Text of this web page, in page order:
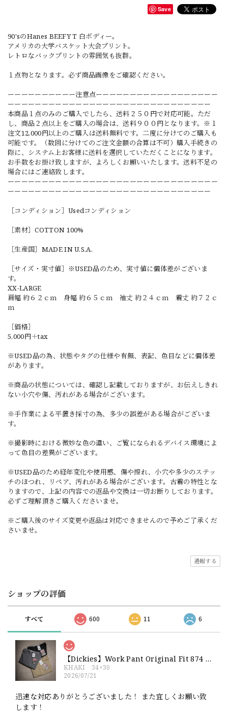
Save
90'sのHanes BEEFY T 白ボディー。
アメリカの大学バスケット大会プリント。
レトロなバックプリントの雰囲気も抜群。
１点物となります。必ず商品画像をご確認ください。
ーーーーーーーーーー注意点ーーーーーーーーーーーーーーーーーー
ーーーーーーーーーーーーーーーーーーーーーーーーーーーーーー
本商品１点のみのご購入でしたら、送料２５０円で対応可能。ただ
し、商品２点以上をご購入の場合は、送料９００円となります。※１
注文12,000円以上のご購入は送料無料です。二度に分けてのご購入も
可能です。（数回に分けてのご注文金額の合算は不可）購入手続きの
際に、システム上お客様に送料を選択していただくことになります。
お手数をお掛け致しますが、よろしくお願いいたします。送料不足の
場合にはご連絡致します。
ーーーーーーーーーーーーーーーーーーーーーーーーーーーーーーー
ーーーーーーーーーーーーーーーーーーーーーーーーーーーーーー
［コンディション］Usedコンディション
［素材］COTTON 100%
［生産国］MADE IN U.S.A.
［サイズ・実寸値］※USED品のため、実寸値に個体差がございま
す。
XX-LARGE
肩幅 約６２ｃｍ 身幅 約６５ｃｍ 袖丈 約２４ｃｍ 着丈 約７２ｃ
ｍ
［価格］
5,000円＋tax
※USED品の為、状態やタグの仕様や有無、表記、色目などに個体差
があります。
※商品の状態については、確認し記載しておりますが、お伝えしきれ
ない小穴や傷、汚れがある場合がございます。
※手作業による平置き採寸の為、多少の誤差がある場合がございま
す。
※撮影時における微妙な色の違い、ご覧になられるデバイス環境によ
って色目の差異がございます。
※USED品のため経年変化や使用感、傷や擦れ、小穴や多少のステッ
チのほつれ、リペア、汚れがある場合がございます。古着の特性とな
りますので、上記の内容での返品や交換は一切お断りしております。
必ずご理解頂きご購入くださいませ。
※ご購入後のサイズ変更や返品は対応できませんので予めご了承くだ
さいませ。
通報する
ショップの評価
すべて 600 11 6
【Dickies】Work Pant Original Fit 874 新品 ディッキーズ オリジナルフィット ワークパンツ
KHAKI 34×30
2026/07/21
迅速な対応ありがとうございました！ また宜しくお願い致
します！